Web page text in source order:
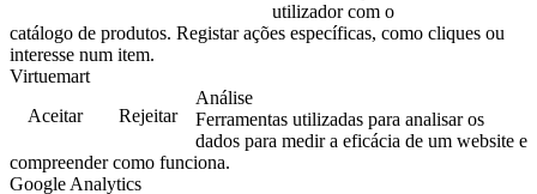
utilizador com o
catálogo de produtos. Registar ações específicas, como cliques ou
interesse num item.
Virtuemart
Aceitar
Rejeitar
Análise
Ferramentas utilizadas para analisar os
dados para medir a eficácia de um website e
compreender como funciona.
Google Analytics